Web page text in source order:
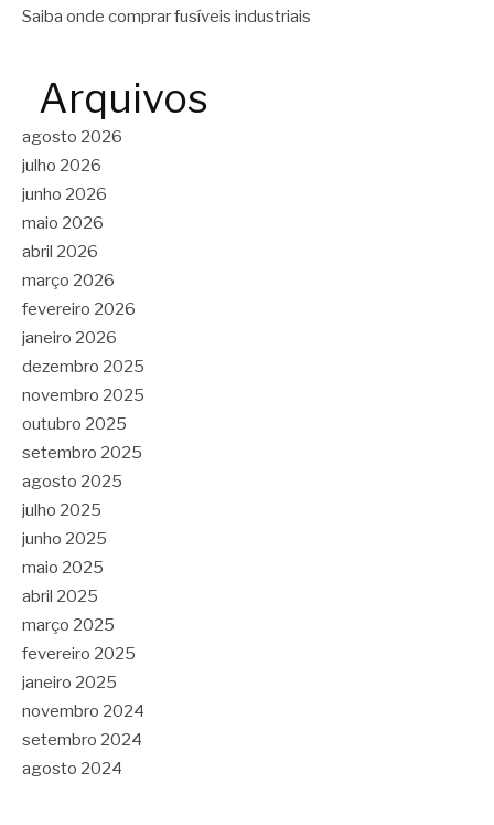
Saiba onde comprar fusíveis industriais
Arquivos
agosto 2026
julho 2026
junho 2026
maio 2026
abril 2026
março 2026
fevereiro 2026
janeiro 2026
dezembro 2025
novembro 2025
outubro 2025
setembro 2025
agosto 2025
julho 2025
junho 2025
maio 2025
abril 2025
março 2025
fevereiro 2025
janeiro 2025
novembro 2024
setembro 2024
agosto 2024